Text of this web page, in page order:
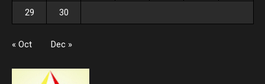
29 30
« Oct Dec »